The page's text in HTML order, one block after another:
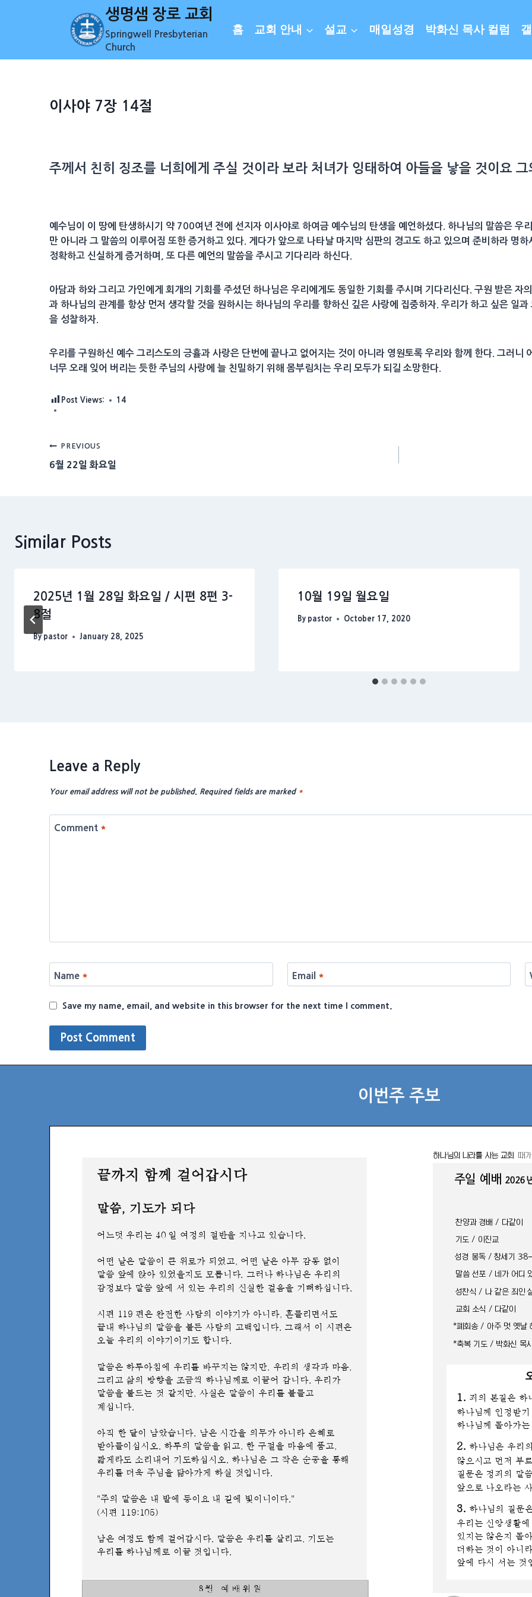
생명샘 장로 교회
Springwell Presbyterian
Church
홈 교회 안내 설교 매일성경 박화신 목사 컬럼
이사야 7장 14절
주께서 친히 징조를 너희에게 주실 것이라 보라 처녀가 잉태 하여 아들을 낳을 것이요 그
예수님이 이 땅에 탄생하시기 약 700여년 전에 선지자 이사야로 하여금 예수님의 탄생을 예언하셨다. 하나님의 말씀은 우
만 아니라 그 말씀의 이루어짐 또한 증거하고 있다. 게다가 앞으로 나타날 마지막 심판의 경고도 하고 있으며 준비하라 명
정확하고 신실하게 증거하며, 또 다른 예언의 말씀을 주시고 기다리라 하신다.
아담과 하와 그리고 가인에게 회개의 기회를 주셨던 하나님은 우리에게도 동일한 기회를 주시며 기다리신다. 구원 받은 자
과 하나님의 관계를 항상 먼저 생각할 것을 원하시는 하나님의 우리를 향하신 깊은 사랑에 집중하자. 우리가 하고 싶은 일
을 성찰하자.
우리를 구원하신 예수 그리스도의 긍휼과 사랑은 단번에 끝나고 없어지는 것이 아니라 영원토록 우리와 함께 한다. 그러니
너무 오래 잊어 버리는 듯한 주님의 사랑에 늘 친밀하기 위해 몸부림치는 우리 모두가 되길 소망한다.
Post Views: 14
Post
navigation
PREVIOUS
6월 22일 화요일
Similar Posts
2025년 1월 28일 화요일 / 시편 8편 3-
8절
By pastor January 28, 2025
10월 19일 월요일
By pastor October 17, 2020
Leave a Reply
Your email address will not be published. Required fields are marked *
Comment *
Name * Email *
Save my name, email, and website in this browser for the next time I comment.
이번주 주보